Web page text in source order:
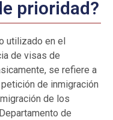
prioridad?
utilizado en el
de visas de
se refiere a
de inmigración
de los
de